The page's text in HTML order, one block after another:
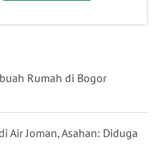
Rumah di Bogor
Air Joman, Asahan: Diduga